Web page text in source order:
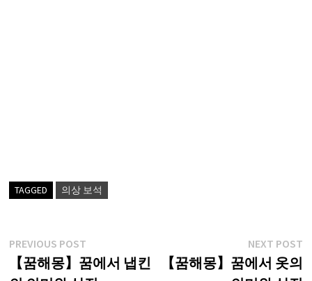
TAGGED 의상 보석
글
탐
PREVIOUS POSTPrevious
post:
【꿈해몽】꿈에서 냅킨
NEXT POST
【꿈해몽】꿈에서 옷의